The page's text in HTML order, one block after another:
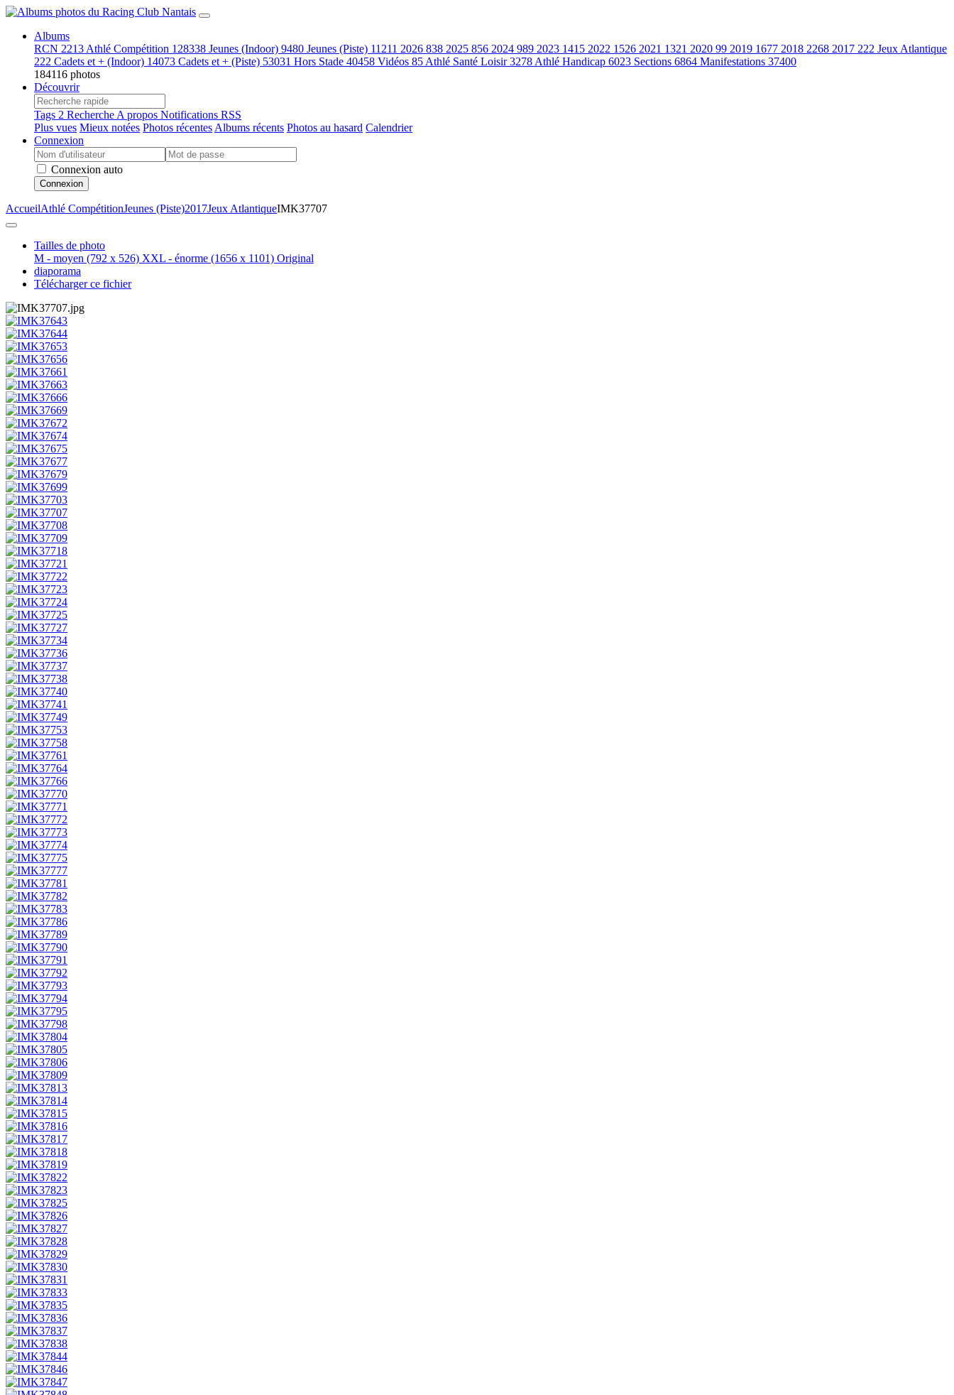
Albums
RCN 2213 Athlé Compétition 128338 Jeunes (Indoor) 9480 Jeunes (Piste) 11211 2026 838 2025 856 2024 989 2023 1415 2022 1526 2021 1321 2020 99 2019 1677 2018 2268 2017 222 Jeux Atlantique
222 Cadets et + (Indoor) 14073 Cadets et + (Piste) 53031 Hors Stade 40458 Vidéos 85 Athlé Santé Loisir3278 Athlé Handicap 6023 Sections 6864 Manifestations 37400
184116 photos
Découvrir
Tags 2 Recherche A propos Notifications RSS
Plus vues Mieux notées Photos récentes Albums récents Photos au hasard Calendrier
Connexion
Connexion auto
Connexion
AccueilAthlé CompétitionJeunes (Piste)2017Jeux AtlantiqueIMK37707
Tailles de photo
M - moyen (792 x 526) XXL - énorme (1656 x 1101) Original
diaporama
Télécharger ce fichier